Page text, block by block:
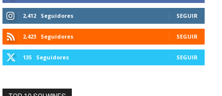
2,412 Seguidores SEGUIR
2,423 Seguidores SEGUIR
135 Seguidores SEGUIR